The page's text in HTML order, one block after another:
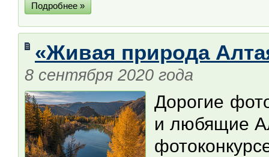
Подробнее »
«Живая природа
8 сентября 2020 года
Дорогие
и любящие